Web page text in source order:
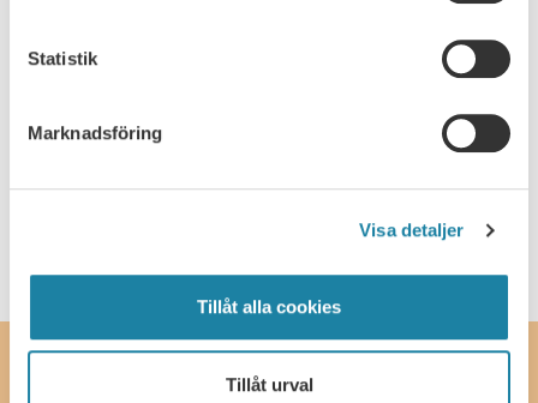
Statistik
Marknadsföring
Visa detaljer
Tillåt alla cookies
Tillåt urval
SULF i medierna
Webbsändning